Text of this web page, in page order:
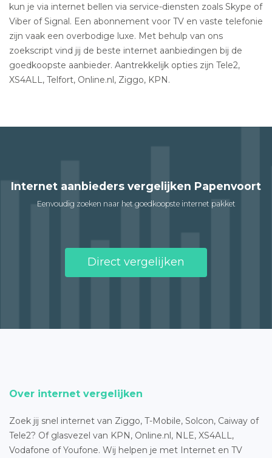
kun je via internet bellen via service-diensten zoals Skype of
Viber of Signal. Een abonnement voor TV en vaste telefonie
zijn vaak een overbodige luxe. Met behulp van ons
zoekscript vind jij de beste internet aanbiedingen bij de
goedkoopste aanbieder. Aantrekkelijk opties zijn Tele2,
XS4ALL, Telfort, Online.nl, Ziggo, KPN.
Internet aanbieders vergelijken Papenvoort
Eenvoudig zoeken naar het goedkoopste internet pakket
Direct vergelijken
Over internet vergelijken
Zoek jij snel internet van Ziggo, T-Mobile, Solcon, Caiway of
Tele2? Of glasvezel van KPN, Online.nl, NLE, XS4ALL,
Vodafone of Youfone. Wij helpen je met Internet en TV